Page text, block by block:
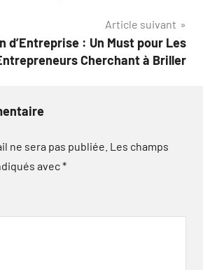
Article suivant
d’Entreprise : Un Must pour Les
Cherchant à Briller
ne sera pas publiée. Les champs
avec*